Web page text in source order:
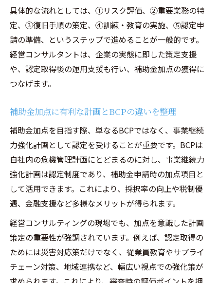
具体的な流れとしては、①リスク評価、②重要業務の特
定、③復旧手順の策定、④訓練・教育の実施、⑤認定申
請の準備、というステップで進めることが一般的です。
経営コンサルタントは、企業の実態に即した策定支援
や、認定取得後の運用支援も行い、補助金加点の獲得に
つなげます。
補助金加点に有利な計画とBCPの違いを整理
補助金加点を目指す際、単なるBCPではなく、事業継続
力強化計画として認定を受けることが重要です。BCPは
自社内の危機管理計画にとどまるのに対し、事業継続力
強化計画は認定制度であり、補助金申請時の加点項目と
して活用できます。これにより、採択率の向上や税制優
遇、金融支援など多様なメリットが得られます。
経営コンサルティングの現場でも、加点を意識した計画
策定の重要性が強調されています。例えば、認定取得の
ためには災害対応策だけでなく、従業員教育やサプライ
チェーン対策、地域連携など、幅広い視点での強化策が